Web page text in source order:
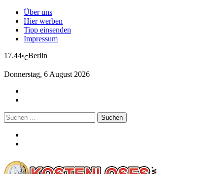
Über uns
Hier werben
Tipp einsenden
Impressum
17.44℃Berlin
Donnerstag, 6 August 2026
Suchen
nach: